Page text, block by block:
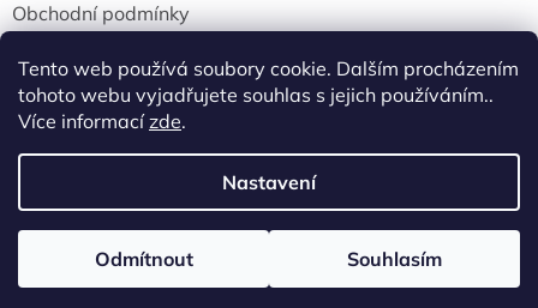
Tento web používá soubory cookie. Dalším procházením
tohoto webu vyjadřujete souhlas s jejich používáním..
Více informacízde.
Nastavení
Odmítnout Souhlasím
Obchodní podmínky
Vytvořil Shoptet
Copyright 2026Homeovita. Všechna práva
vyhrazena.
Upravit nastavení cookies